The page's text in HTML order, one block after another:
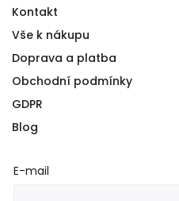
Kontakt
Vše k nákupu
Doprava a platba
Obchodní podmínky
GDPR
Blog
E-mail